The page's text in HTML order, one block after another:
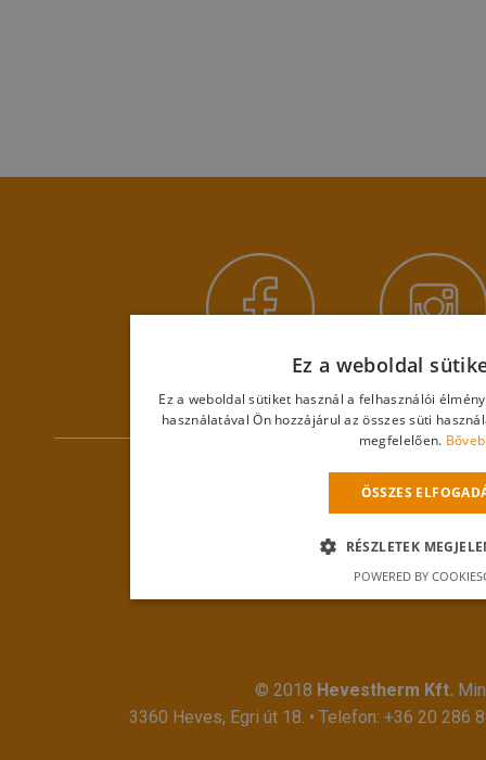
© 2018 Hevestherm Kft.
3360 Heves, Egri út 18. • Telefon: +36 20 286
Ez a weboldal
Ez a weboldal sütiket használ a felhasználói
használatával Ön hozzájárul az összes süti
megfelelően.
ÖSSZES
RÉSZLETEK
POWERED BY